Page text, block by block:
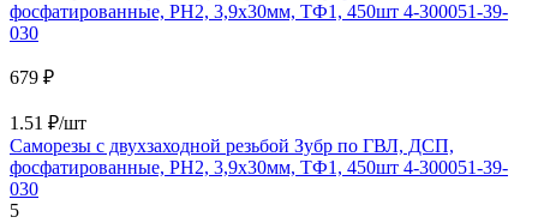
679 ₽
1.51 ₽/шт
Саморезы с двухзаходной резьбой Зубр по ГВЛ, ДСП,
фосфатированные, PH2, 3,9x30мм, ТФ1, 450шт 4-300051-39-
030
5